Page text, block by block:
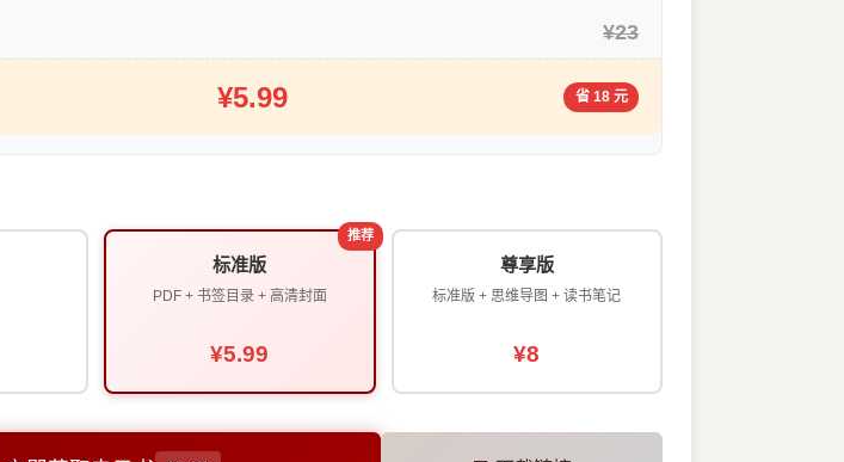
¥23
¥5.99 省 18 元
推荐
标准版
PDF + 书签目录 + 高清封面
¥5.99
尊享版
标准版 + 思维导图 + 读书笔记
¥8